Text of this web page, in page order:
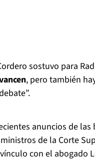
sostuvo para
, pero también
anuncios de
de la Corte
con el abogado